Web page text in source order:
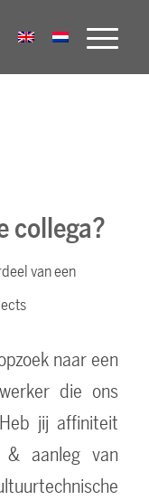
collega?
van een
naar een
die ons
jij affiniteit
& aanleg van